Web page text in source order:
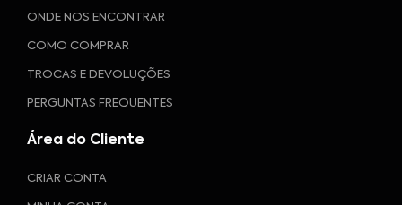
ONDE NOS ENCONTRAR
COMO COMPRAR
TROCAS E DEVOLUÇÕES
PERGUNTAS FREQUENTES
Área do Cliente
CRIAR CONTA